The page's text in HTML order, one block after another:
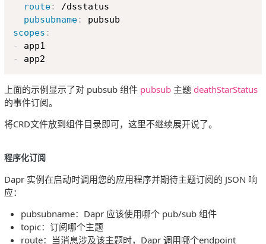
route:
/dsstatus
pubsubname:
scopes :
-
-
上面的示例显示了对 pubsub 组件 pubsub 主题 deathStarStatus
的事件订阅。
将CRD文件放到组件目录即可，这里不继续展开说了。
程序化订阅
Dapr 实例在启动时调用您的应用程序并期待主题订阅的 JSON 响
应：
pubsubname：Dapr 应该使用哪个 pub/sub 组件
topic：订阅哪个主题
route：当消息涉及该主题时，Dapr 调用哪个endpoint